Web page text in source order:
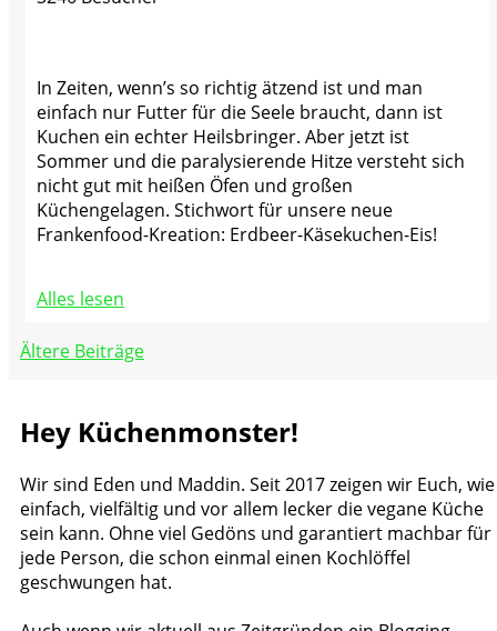
In Zeiten, wenn’s so richtig ätzend ist und man
einfach nur Futter für die Seele braucht, dann ist
Kuchen ein echter Heilsbringer. Aber jetzt ist
Sommer und die paralysierende Hitze versteht sich
nicht gut mit heißen Öfen und großen
Küchengelagen. Stichwort für unsere neue
Frankenfood-Kreation: Erdbeer-Käsekuchen-Eis!
Alles lesen
Beitragsnavigation
Ältere Beiträge
Hey Küchenmonster!
Wir sind Eden und Maddin. Seit 2017 zeigen wir Euch, wie
einfach, vielfältig und vor allem lecker die vegane Küche
sein kann. Ohne viel Gedöns und garantiert machbar für
jede Person, die schon einmal einen Kochlöffel
geschwungen hat.